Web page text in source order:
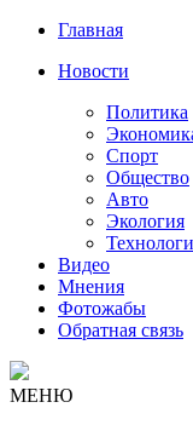
Главная
Новости
Политика
Спорт
Общество
Авто
Экология
Видео
Мнения
Фотожабы
Обратная связь
МЕНЮ